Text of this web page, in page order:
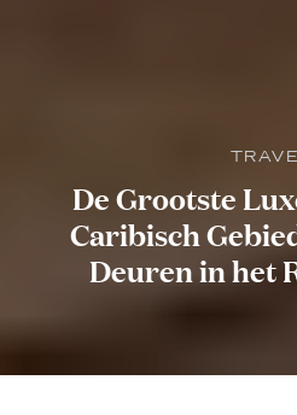
De Grootste
Caribisch
Deuren in het